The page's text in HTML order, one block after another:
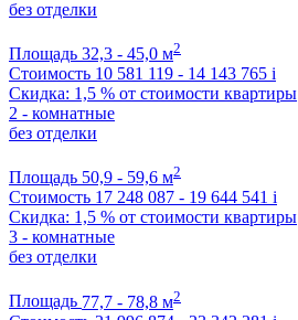
без отделки
Площадь 32,3 - 45,0 м2
Стоимость 10 581 119 - 14 143 765 i
Скидка: 1,5 % от стоимости квартиры
2 - комнатные
без отделки
Площадь 50,9 - 59,6 м2
Стоимость 17 248 087 - 19 644 541 i
Скидка: 1,5 % от стоимости квартиры
3 - комнатные
без отделки
Площадь 77,7 - 78,8 м2